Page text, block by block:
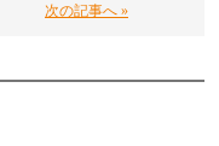
次の記事へ »